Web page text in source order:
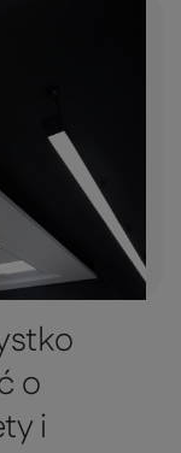
o
i